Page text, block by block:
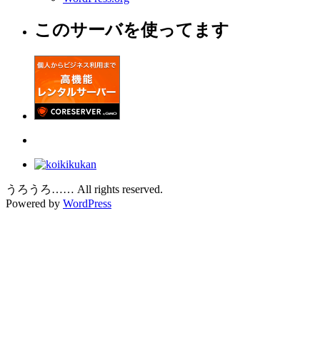
このサーバを使ってます
うろうろ…… All rights reserved.
Powered by WordPress